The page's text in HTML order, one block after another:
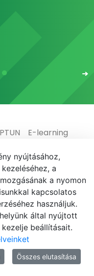
E-learning
Igazgatóság
nyújtásához,
a
a nyomon
kapcsolatos
használjuk.
által nyújtott
beállításait.
Összes elutasítása